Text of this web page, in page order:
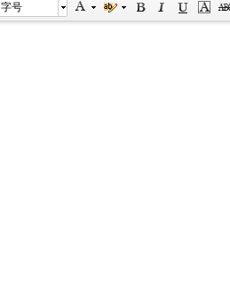
字号